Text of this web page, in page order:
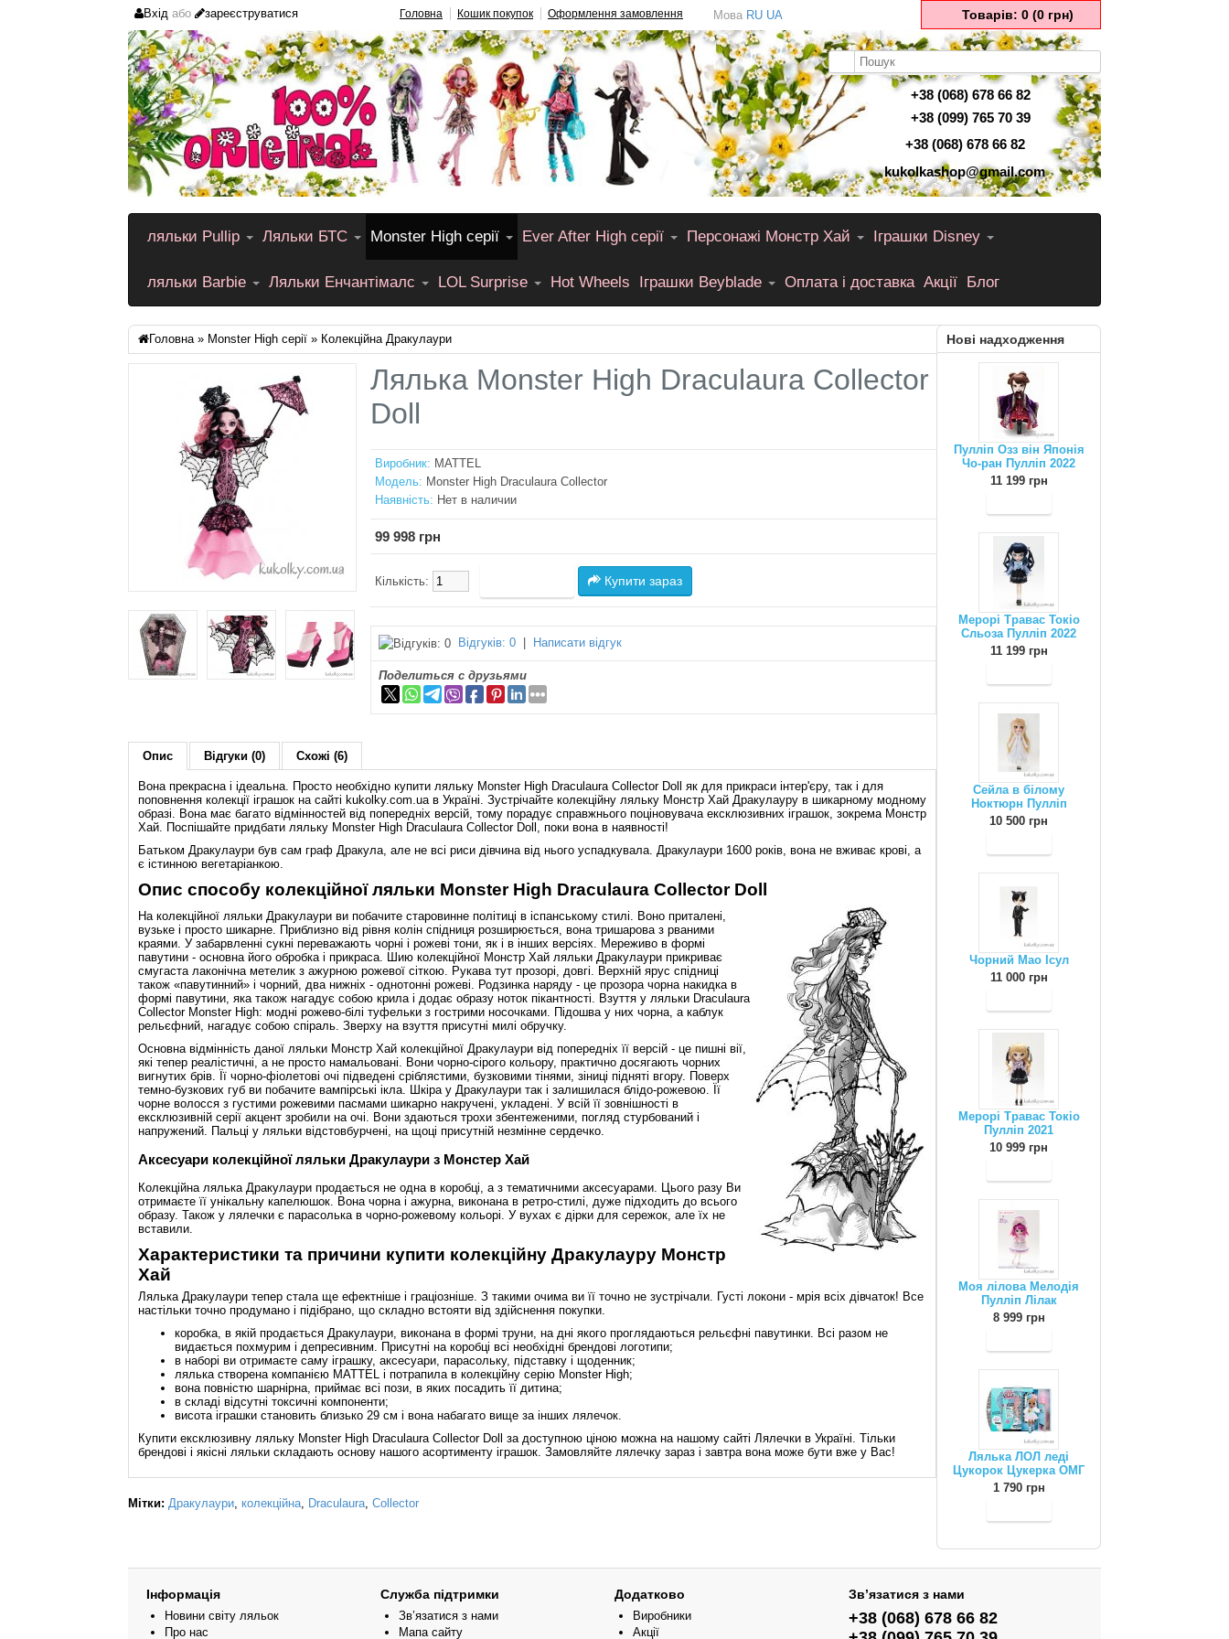
Вхід або зареєструватися Головна Кошик покупок Оформлення замовлення Мова RU UA Товарів: 0 (0 грн)
+38 (068) 678 66 82
+38 (099) 765 70 39
+38 (068) 678 66 82
kukolkashop@gmail.com
ляльки Pullip Ляльки БТС Monster High серії Ever After High серії Персонажі Монстр Хай Іграшки Disney
ляльки Barbie Ляльки Енчантімалс LOL Surprise Hot Wheels Іграшки Beyblade Оплата і доставка Акції Блог
Нові надходження
Пулліп Озз він Японія
Чо-ран Пулліп 2022
11 199 грн
Мерорі Травас Токіо
Сльоза Пулліп 2022
11 199 грн
Сейла в білому
Ноктюрн Пулліп
10 500 грн
Чорний Мао Ісул
11 000 грн
Мерорі Травас Токіо
Пулліп 2021
10 999 грн
Моя лілова Мелодія
Пулліп Лілак
8 999 грн
Лялька ЛОЛ леді
Цукорок Цукерка ОМГ
1 790 грн
Головна» Monster High серії » Колекційна Дракулаури
Лялька Monster High Draculaura Collector
Doll
Виробник: MATTEL
Модель: Monster High Draculaura Collector
Наявність: Нет в наличии
99 998 грн
Кількість: Купити зараз
Відгуків: 0 Написати відгук
Поделиться с друзьями
Опис Відгуки (0) Схожі (6)
Вона прекрасна і ідеальна. Просто необхідно купити ляльку Monster High Draculaura Collector Doll як для прикраси інтер'єру, так і для
поповнення колекції іграшок на сайті kukolky.com.ua в Україні. Зустрічайте колекційну ляльку Монстр Хай Дракулауру в шикарному модному
образі. Вона має багато відмінностей від попередніх версій, тому порадує справжнього поціновувача ексклюзивних іграшок, зокрема Монстр
Хай. Поспішайте придбати ляльку Monster High Draculaura Collector Doll, поки вона в наявності!
Батьком Дракулаури був сам граф Дракула, але не всі риси дівчина від нього успадкувала. Дракулаури 1600 років, вона не вживає крові, а
є істинною вегетаріанкою.
Опис способу колекційної ляльки Monster High Draculaura Collector Doll
На колекційної ляльки Дракулаури ви побачите старовинне політиці в іспанському стилі. Воно приталені,
вузьке і просто шикарне. Приблизно від рівня колін спідниця розширюється, вона тришарова з рваними
краями. У забарвленні сукні переважають чорні і рожеві тони, як і в інших версіях. Мереживо в формі
павутини - основна його обробка і прикраса. Шию колекційної Монстр Хай ляльки Дракулаури прикриває
смугаста лаконічна метелик з ажурною рожевої сіткою. Рукава тут прозорі, довгі. Верхній ярус спідниці
також «павутинний» і чорний, два нижніх - однотонні рожеві. Родзинка наряду - це прозора чорна накидка в
формі павутини, яка також нагадує собою крила і додає образу ноток пікантності. Взуття у ляльки Draculaura
Collector Monster High: модні рожево-білі туфельки з гострими носочками. Підошва у них чорна, а каблук
рельєфний, нагадує собою спіраль. Зверху на взуття присутні милі обручку.
Основна відмінність даної ляльки Монстр Хай колекційної Дракулаури від попередніх її версій - це пишні вії,
які тепер реалістичні, а не просто намальовані. Вони чорно-сірого кольору, практично досягають чорних
вигнутих брів. Її чорно-фіолетові очі підведені сріблястими, бузковими тінями, зіниці підняті вгору. Поверх
темно-бузкових губ ви побачите вампірські ікла. Шкіра у Дракулаури так і залишилася блідо-рожевою. Її
чорне волосся з густими рожевими пасмами шикарно накручені, укладені. У всій її зовнішності в
ексклюзивній серії акцент зробили на очі. Вони здаються трохи збентеженими, погляд стурбований і
напружений. Пальці у ляльки відстовбурчені, на щоці присутній незмінне сердечко.
Аксесуари колекційної ляльки Дракулаури з Монстер Хай
Колекційна лялька Дракулаури продається не одна в коробці, а з тематичними аксесуарами. Цього разу Ви
отримаєте її унікальну капелюшок. Вона чорна і ажурна, виконана в ретро-стилі, дуже підходить до всього
образу. Також у лялечки є парасолька в чорно-рожевому кольорі. У вухах є дірки для сережок, але їх не
вставили.
Характеристики та причини купити колекційну Дракулауру Монстр
Хай
Лялька Дракулаури тепер стала ще ефектніше і граціозніше. З такими очима ви її точно не зустрічали. Густі локони - мрія всіх дівчаток! Все
настільки точно продумано і підібрано, що складно встояти від здійснення покупки.
коробка, в якій продається Дракулаури, виконана в формі труни, на дні якого проглядаються рельєфні павутинки. Всі разом не
видається похмурим і депресивним. Присутні на коробці всі необхідні брендові логотипи;
в наборі ви отримаєте саму іграшку, аксесуари, парасольку, підставку і щоденник;
лялька створена компанією MATTEL і потрапила в колекційну серію Monster High;
вона повністю шарнірна, приймає всі пози, в яких посадить її дитина;
в складі відсутні токсичні компоненти;
висота іграшки становить близько 29 см і вона набагато вище за інших лялечок.
Купити ексклюзивну ляльку Monster High Draculaura Collector Doll за доступною ціною можна на нашому сайті Лялечки в Україні. Тільки
брендові і якісні ляльки складають основу нашого асортименту іграшок. Замовляйте лялечку зараз і завтра вона може бути вже у Вас!
Мітки: Дракулаури колекційна Draculaura Collector
Інформація
Новини світу ляльок
Про нас
Служба підтримки
Зв’язатися з нами
Мапа сайту
Додатково
Виробники
Акції
Зв’язатися з нами
+38 (068) 678 66 82